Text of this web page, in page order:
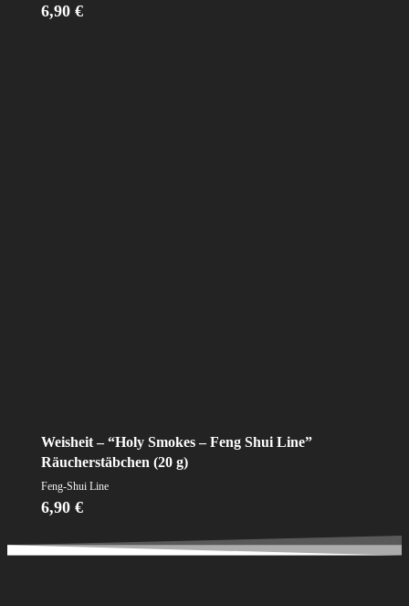
6,90 €
Weisheit – “Holy Smokes – Feng Shui Line”
Räucherstäbchen (20 g)
Feng-Shui Line
6,90 €